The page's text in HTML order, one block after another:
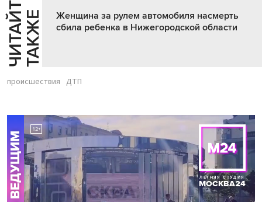
Ч
И
Т
АЙ
Т
Е
Т
А
К
ЖЕ
Женщина за рулем автомобиля насмерть
сбила ребенка в Нижегородской области
происшествия ДТП